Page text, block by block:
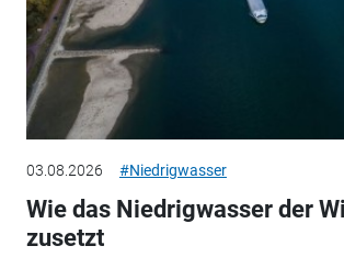
03.08.2026 #Niedrigwasser
Wie das Niedrigwasser der
zusetzt